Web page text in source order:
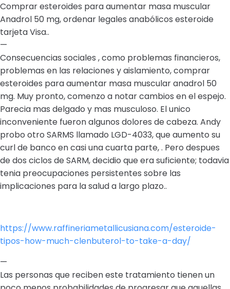
Comprar esteroides para aumentar masa muscular
Anadrol 50 mg, ordenar legales anabólicos esteroide
tarjeta Visa..
—
Consecuencias sociales , como problemas financieros,
problemas en las relaciones y aislamiento, comprar
esteroides para aumentar masa muscular anadrol 50
mg. Muy pronto, comenzo a notar cambios en el espejo.
Parecia mas delgado y mas musculoso. El unico
inconveniente fueron algunos dolores de cabeza. Andy
probo otro SARMS llamado LGD-4033, que aumento su
curl de banco en casi una cuarta parte, . Pero despues
de dos ciclos de SARM, decidio que era suficiente; todavia
tenia preocupaciones persistentes sobre las
implicaciones para la salud a largo plazo..
https://www.raffineriametallicusiana.com/esteroide-
tipos-how-much-clenbuterol-to-take-a-day/
—
Las personas que reciben este tratamiento tienen un